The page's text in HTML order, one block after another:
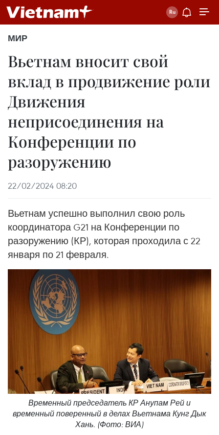
МИР
Вьетнам вносит свой
вклад в продвижение роли
Движения
неприсоединения на
Конференции по
разоружению
22/02/2024 08:20
Вьетнам успешно выполнил свою роль
координатора G21 на Конференции по
разоружению (КР), которая проходила с 22
января по 21 февраля.
Временный председатель КР Анупам Рей и
временный поверенный в делах Вьетнама Кунг Дык
Хань. (Фото: ВИА)